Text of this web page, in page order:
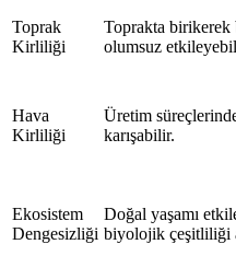
Toprak
Kirliliği
Toprakta birikerek
olumsuz
Hava
Kirliliği
Üretim
karışabilir.
Ekosistem
Dengesizliği
Doğal yaşamı
biyolojik çeşitliliği